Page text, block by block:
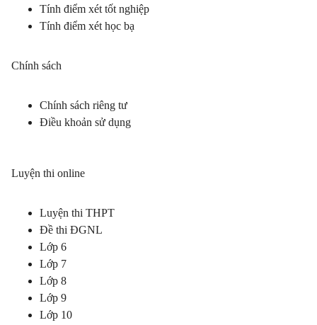
Tính điểm xét tốt nghiệp
Tính điểm xét học bạ
Chính sách
Chính sách riêng tư
Điều khoản sử dụng
Luyện thi online
Luyện thi THPT
Đề thi ĐGNL
Lớp 6
Lớp 7
Lớp 8
Lớp 9
Lớp 10